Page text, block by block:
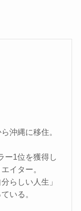
沖縄に移住。
ー1位を獲得し
イター。
らしい人生」
いる。